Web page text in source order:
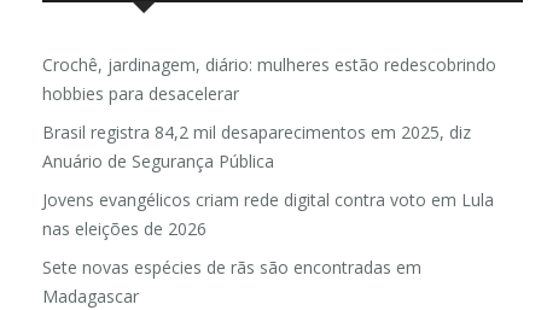
Crochê, jardinagem, diário: mulheres estão redescobrindo
hobbies para desacelerar
Brasil registra 84,2 mil desaparecimentos em 2025, diz
Anuário de Segurança Pública
Jovens evangélicos criam rede digital contra voto em Lula
nas eleições de 2026
Sete novas espécies de rãs são encontradas em
Madagascar